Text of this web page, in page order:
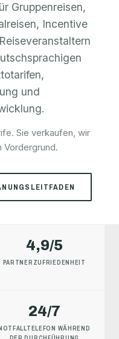
Gruppenreisen,
Incentive
und
Sie verkaufen, wir
4,9/5
PARTNERZUFRIEDENHEIT
24/7
WÄHREND